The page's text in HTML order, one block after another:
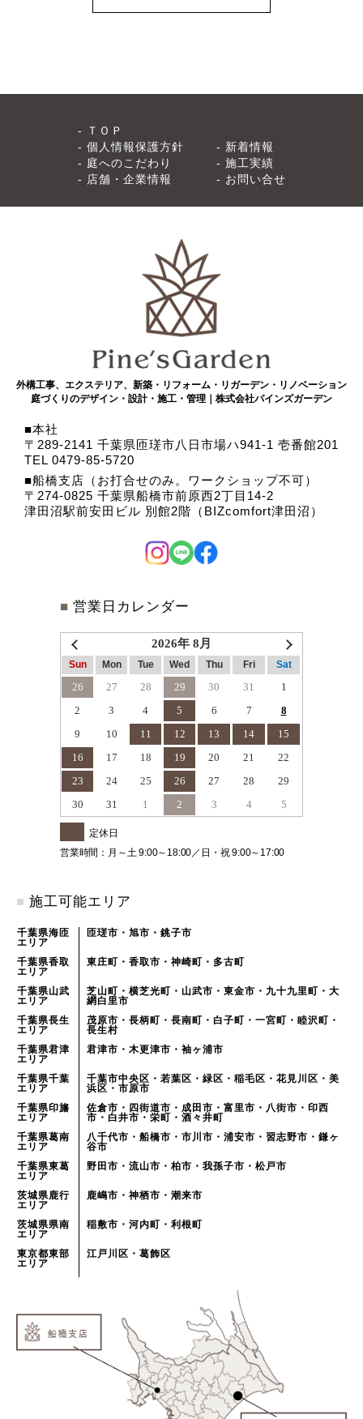
ＴＯＰ
個人情報保護方針
新着情報
庭へのこだわり
施工実績
店舗・企業情報
お問い合せ
外構工事、エクステリア、新築・リフォーム・リガーデン・リノベーション
庭づくりのデザイン・設計・施工・管理｜株式会社パインズガーデン
本社
〒289-2141 千葉県匝瑳市八日市場ハ941-1 壱番館201
TEL 0479-85-5720
船橋支店（お打合せのみ。ワークショップ不可）
〒274-0825 千葉県船橋市前原西2丁目14-2
津田沼駅前安田ビル 別館2階（BIZcomfort津田沼）
■ 営業日カレンダー
2026年 8月
Sun Mon Tue Wed Thu Fri Sat
26 27 28 29 30 31
1
2
3 4 5 6 7
8
9
10 11 12 13 14
15
16
17 18 19 20 21
22
23
24 25 26 27 28
29
30
31 1 2 3 4 5
定休日
営業時間：月～土 9:00～18:00／日・祝 9:00～17:00
■ 施工可能エリア
千葉県海匝
エリア
匝瑳市・旭市・銚子市
千葉県香取
エリア
東庄町・香取市・神崎町・多古町
千葉県山武
エリア
芝山町・横芝光町・山武市・東金市・九十九里町・大
網白里市
千葉県長生
エリア
茂原市・長柄町・長南町・白子町・一宮町・睦沢町・
長生村
千葉県君津
エリア
君津市・木更津市・袖ヶ浦市
千葉県千葉
エリア
千葉市中央区・若葉区・緑区・稲毛区・花見川区・美
浜区・市原市
千葉県印旛
エリア
佐倉市・四街道市・成田市・富里市・八街市・印西
市・白井市・栄町・酒々井町
千葉県葛南
エリア
八千代市・船橋市・市川市・浦安市・習志野市・鎌ヶ
谷市
千葉県東葛
エリア
野田市・流山市・柏市・我孫子市・松戸市
茨城県鹿行
エリア
鹿嶋市・神栖市・潮来市
茨城県県南
エリア
稲敷市・河内町・利根町
東京都東部
エリア
江戸川区・葛飾区